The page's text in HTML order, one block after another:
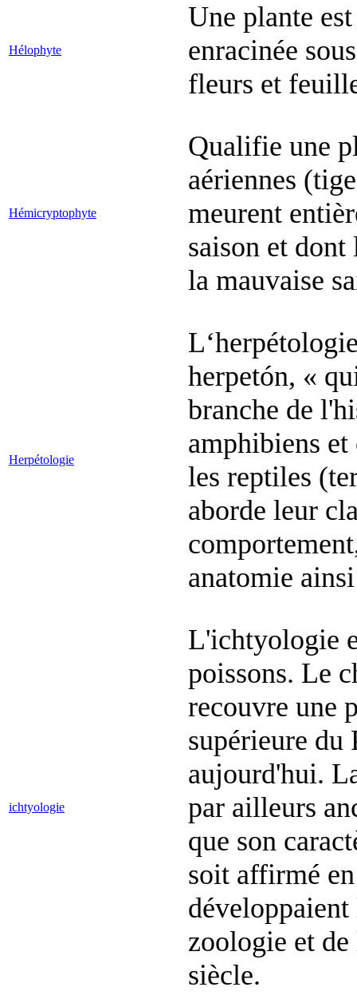
Hélophyte
Une plante
enracinée
fleurs et
Hémicryptophyte
Qualifie une
aériennes
meurent
saison et dont
la mauvaise
Herpétologie
herpetón, «
branche de
amphibiens
les reptiles
aborde leur
anatomie
ichtyologie
L'ichtyologie
poissons. Le
recouvre une
supérieure du
aujourd'hui.
par ailleurs
que son
soit affirmé
zoologie et
siècle.